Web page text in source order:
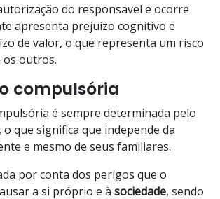
do responsavel e ocorre
apresenta prejuízo cognitivo e
de valor, o que representa um risco
os outros.
compulsória
é sempre determinada pelo
que significa que independe da
e mesmo de seus familiares.
por conta dos perigos que o
a si próprio e à sociedade, sendo